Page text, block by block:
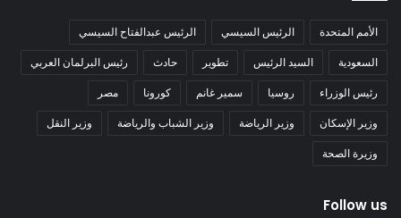
الأمم المتحدة الرئيس السيسي الرئيس عبدالفتاح السيسي
السعودية السيد الرئيس تطوير حادث رئيس البرلمان العربي
رئيس الوزراء روسيا سمير غانم كورونا مصر
وزير الإسكان وزير الرياضة وزير الشباب والرياضة وزير النقل
وزيرة الصحة
Follow us